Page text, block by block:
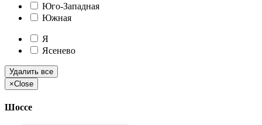
Юго-Западная
Южная
Я
Ясенево
Удалить все
×Close
Шоссе